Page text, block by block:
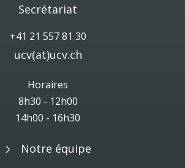
Secrétariat
+41 21 557 81 30
ucv(at)ucv.ch
Horaires
8h30 - 12h00
14h00 - 16h30
Notre équipe